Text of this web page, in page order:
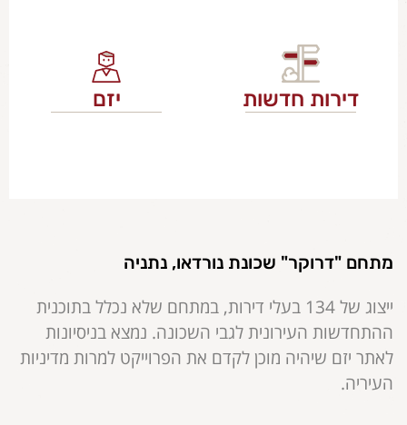
דירות חדשות יזם
מתחם "דרוקר" שכונת נורדאו, נתניה
ייצוג של 134 בעלי דירות, במתחם שלא נכלל בתוכנית
ההתחדשות העירונית לגבי השכונה. נמצא בניסיונות
לאתר יזם שיהיה מוכן לקדם את הפרוייקט למרות מדיניות
העיריה.